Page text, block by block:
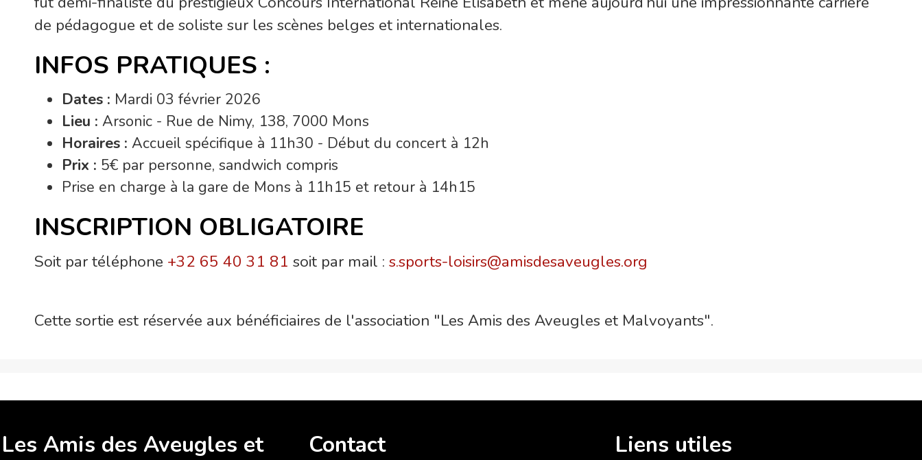
de pédagogue et de soliste sur les scènes belges et internationales.
INFOS PRATIQUES :
Dates : Mardi 03 février 2026
Lieu : Arsonic - Rue de Nimy, 138, 7000 Mons
Horaires : Accueil spécifique à 11h30 - Début du concert à 12h
Prix : 5€ par personne, sandwich compris
Prise en charge à la gare de Mons à 11h15 et retour à 14h15
INSCRIPTION OBLIGATOIRE
Soit par téléphone +32 65 40 31 81 soit par mail : s.sports-loisirs@amisdesaveugles.org
Cette sortie est réservée aux bénéficiaires de l'association "Les Amis des Aveugles et Malvoyants".
Les Amis des Aveugles et
Contact Liens utiles